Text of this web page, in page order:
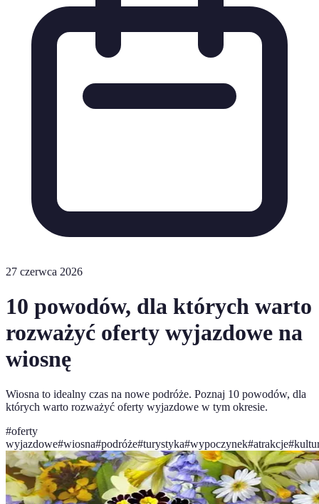
27 czerwca 2026
10 powodów, dla których warto
rozważyć oferty wyjazdowe na
wiosnę
Wiosna to idealny czas na nowe podróże. Poznaj 10 powodów, dla
których warto rozważyć oferty wyjazdowe w tym okresie.
#oferty
wyjazdowe#wiosna#podróże#turystyka#wypoczynek#atrakcje#